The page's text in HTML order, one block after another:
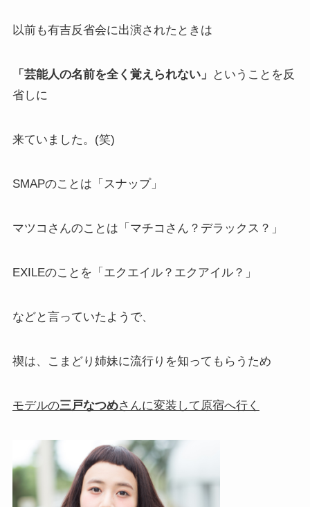
以前も有吉反省会に出演されたときは
「芸能人の名前を全く覚えられない」
ということを反
省しに
来ていました。(笑)
SMAPのことは「スナップ」
マツコさんのことは「マチコさん？デラックス？」
EXILEのことを「エクエイル？エクアイル？」
などと言っていたようで、
禊は、こまどり姉妹に流行りを知ってもらうため
モデルの三戸なつめさんに変装して原宿へ行く